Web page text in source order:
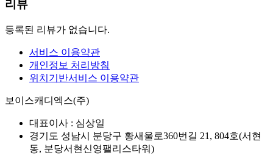
리뷰
등록된 리뷰가 없습니다.
서비스 이용약관
개인정보 처리방침
위치기반서비스 이용약관
보이스캐디엑스(주)
대표이사 : 심상일
경기도 성남시 분당구 황새울로360번길 21, 804호(서현
동, 분당서현신영팰리스타워)